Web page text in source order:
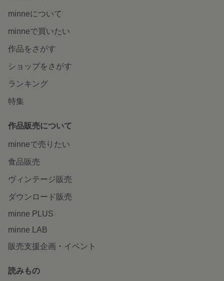
minneについて
minneで買いたい
作品をさがす
ショップをさがす
ランキング
特集
作品販売について
minneで売りたい
食品販売
ヴィンテージ販売
ダウンロード販売
minne PLUS
minne LAB
販売支援企画・イベント
読みもの